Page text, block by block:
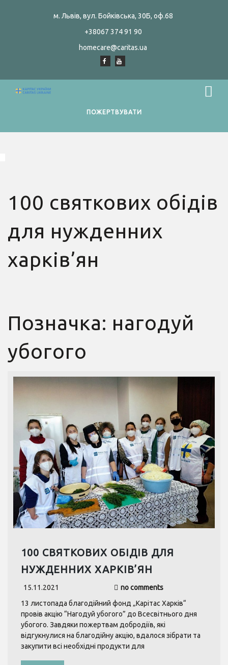
м. Львів, вул. Бойківська, 30Б, оф.68
+38067 374 91 90
homecare@caritas.ua
ПОЖЕРТВУВАТИ
100 святкових обідів
для нужденних
харків’ян
Позначка: нагодуй
убогого
100 СВЯТКОВИХ ОБІДІВ ДЛЯ
НУЖДЕННИХ ХАРКІВ’ЯН
15.11.2021
no comments
13 листопада благодійний фонд „Карітас Харків“
провів акцію “Нагодуй убогого” до Всесвітнього дня
убогого. Завдяки пожертвам добродіїв, які
відгукнулися на благодійну акцію, вдалося зібрати та
закупити всі необхідні продукти для